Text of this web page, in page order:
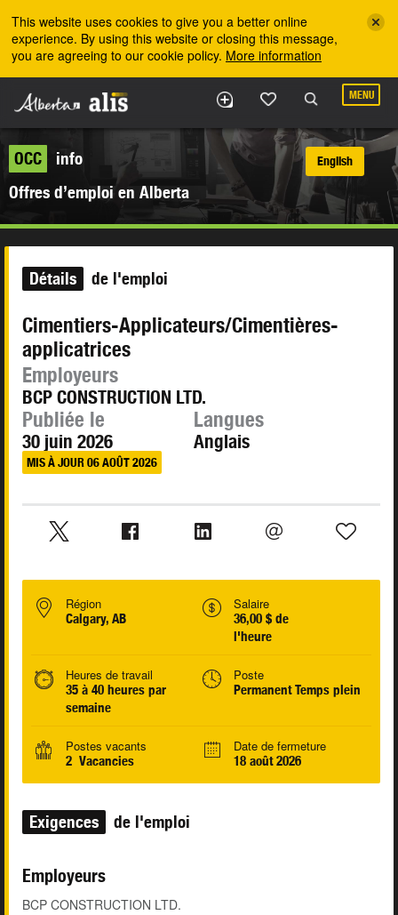
This website uses cookies to give you a better online
experience. By using this website or closing this message,
you are agreeing to our cookie policy. More information
MENU
OCC
info
Offres d’emploi en Alberta
English
Détails de l'emploi
Cimentiers-Applicateurs/Cimentières-
applicatrices
Employeurs
BCP CONSTRUCTION LTD.
Publiée le
30 juin 2026
MIS À JOUR 06 AOÛT 2026
Langues
Anglais
Région
Calgary, AB
Salaire
36,00 $ de
l'heure
Heures de travail
35 à 40 heures par
semaine
Poste
Permanent Temps plein
Postes vacants
2 Vacancies
Date de fermeture
18 août 2026
Exigences de l'emploi
Employeurs
BCP CONSTRUCTION LTD.